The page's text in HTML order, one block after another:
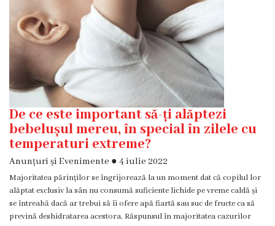
de
Familie
1
Secția
Medicină
de
Familie
2
Centrul
Sănătății
Femeii
AMT
Buiucani
De ce este important să-ți alăptezi
bebelușul mereu, în special în zilele cu
temperaturi extreme?
Anunțuri și Evenimente ● 4 iulie 2022
Majoritatea părinților se îngrijorează la un moment dat că copilul lor
alăptat exclusiv la sân nu consumă suficiente lichide pe vreme caldă și
se întreabă dacă ar trebui să îi ofere apă fiartă sau suc de fructe ca să
prevină deshidratarea acestora. Răspunsul în majoritatea cazurilor